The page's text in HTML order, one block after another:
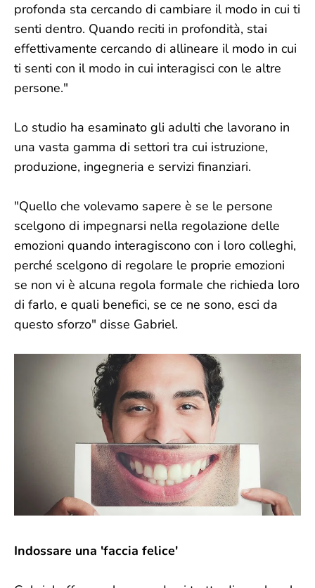
profonda sta cercando di cambiare il modo in cui ti
senti dentro. Quando reciti in profondità, stai
effettivamente cercando di allineare il modo in cui
ti senti con il modo in cui interagisci con le altre
persone."
Lo studio ha esaminato gli adulti che lavorano in
una vasta gamma di settori tra cui istruzione,
produzione, ingegneria e servizi finanziari.
"Quello che volevamo sapere è se le persone
scelgono di impegnarsi nella regolazione delle
emozioni quando interagiscono con i loro colleghi,
perché scelgono di regolare le proprie emozioni
se non vi è alcuna regola formale che richieda loro
di farlo, e quali benefici, se ce ne sono, esci da
questo sforzo" disse Gabriel.
Indossare una 'faccia felice'